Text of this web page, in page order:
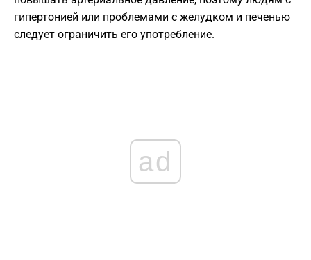
гипертонией или проблемами с желудком и печенью
следует ограничить его употребление.
ad